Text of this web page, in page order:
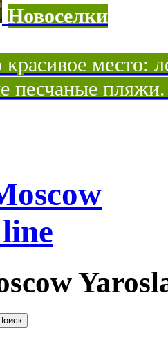
Новоселки
место:
песчаные